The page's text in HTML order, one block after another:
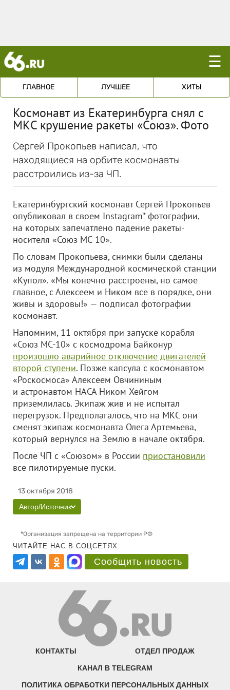
☰
ГЛАВНОЕ ЛУЧШЕЕ ХИТЫ
Космонавт из Екатеринбурга снял с
МКС крушение ракеты «Союз». Фото
Сергей Прокопьев написал, что
находящиеся на орбите космонавты
расстроились из-за ЧП.
Екатеринбургский космонавт Сергей Прокопьев
опубликовал в своем Instagram* фотографии,
на которых запечатлено падение ракеты-
носителя «Союз МС-10».
По словам Прокопьева, снимки были сделаны
из модуля Международной космической станции
«Купол». «Мы конечно расстроены, но самое
главное, с Алексеем и Ником все в порядке, они
живы и здоровы!» — подписал фотографии
космонавт.
Напомним, 11 октября при запуске корабля
«Союз МС-10» с космодрома Байконур
произошло аварийное отключение двигателей
второй ступени. Позже капсула с космонавтом
«Роскосмоса» Алексеем Овчининым
и астронавтом НАСА Ником Хейгом
приземлилась. Экипаж жив и не испытал
перегрузок. Предполагалось, что на МКС они
сменят экипаж космонавта Олега Артемьева,
который вернулся на Землю в начале октября.
После ЧП с «Союзом» в России приостановили
все пилотируемые пуски.
13 октября 2018
Автор/Источник
*Организация запрещена на территории РФ
ЧИТАЙТЕ НАС В СОЦСЕТЯХ:
Сообщить новость
КОНТАКТЫ ОТДЕЛ ПРОДАЖ
КАНАЛ В TELEGRAM
ПОЛИТИКА ОБРАБОТКИ ПЕРСОНАЛЬНЫХ ДАННЫХ